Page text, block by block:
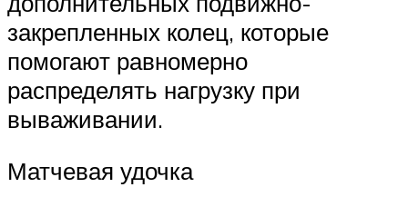
закрепленных колец, которые
помогают равномерно
распределять нагрузку при
вываживании.
Матчевая удочка